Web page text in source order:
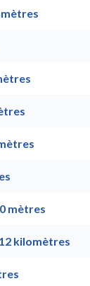
mètres
12 kilomètres